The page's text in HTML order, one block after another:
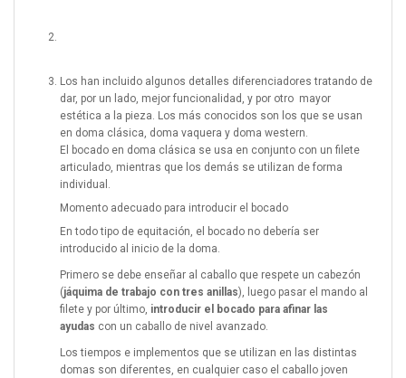
Los han incluido algunos detalles diferenciadores tratando de
dar, por un lado, mejor funcionalidad, y por otro mayor
estética a la pieza. Los más conocidos son los que se usan
en doma clásica, doma vaquera y doma western.
El bocado en doma clásica se usa en conjunto con un filete
articulado, mientras que los demás se utilizan de forma
individual.
Momento adecuado para introducir el bocado
En todo tipo de equitación, el bocado no debería ser
introducido al inicio de la doma.
Primero se debe enseñar al caballo que respete un cabezón
(jáquima de trabajo con tres anillas), luego pasar el mando al
filete y por último, introducir el bocado para afinar las
ayudas con un caballo de nivel avanzado.
Los tiempos e implementos que se utilizan en las distintas
domas son diferentes, en cualquier caso el caballo joven